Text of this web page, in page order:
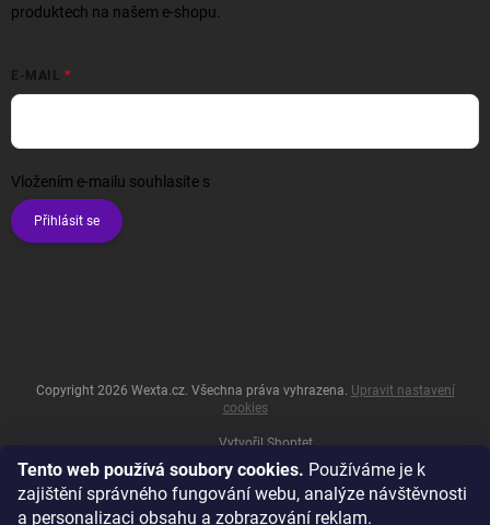
Tento web používá soubory cookies. Používáme je k
zajištění správného fungování webu, analýze návštěvnosti
a personalizaci obsahu a zobrazování reklam.
produktech na našem e-shopu.
E-MAIL
Vložením e-mailu souhlasíte s
Přihlásit se
Vytvořil Shoptet
Copyright 2026 Wexta.cz. Všechna práva vyhrazena. Upravit nastavení
cookies